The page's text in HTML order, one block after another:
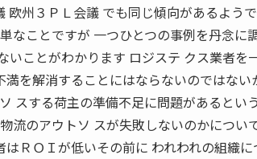
州３ＰＬ会議 でも同じ傾向があるよう
なことですが 一つひとつの事例を丹念に
いことがわかります ロジステ クス業者を
を解消することにはならないのではない
スする荷主の準備不足に問題があるとい
流のアウトソ スが失敗しないのかについ
ＲＯＩが低いその前に われわれの組織に